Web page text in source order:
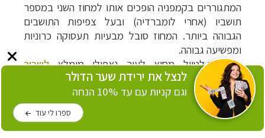
המתגוררים בקמפניה הופכים אותו למחוז השני במספר
תושביו (אחרי לומברדיה) ובעל צפיפות התושבים
הגבוהה ביותר. המחוז סובל מבעיות תעסוקה כרוניות
ומפשיעה גבוהה.
♦כדי לטייל מחוץ לעיר נאפולי מומלץלשכור
רכבבשדה התעופה של נאפולי או רומא.
כתבות על מחוז קמפניה:
נאפולי וסביבתה
הדרך האמאלפיטנית והאי קאפרי
|לראות את נאפולי ולחיות|האיים היפים של דרום
לנצל את ירידת שער הדולר
וגם קניות עם עד 10% הנחה
ספרו לי עוד